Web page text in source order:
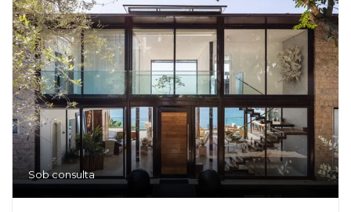
Sob consulta